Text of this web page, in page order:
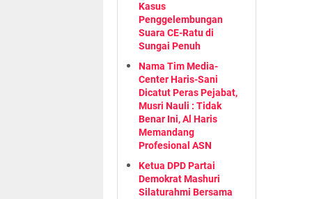
Kasus
Penggelembungan
Suara CE-Ratu di
Sungai Penuh
Nama Tim Media-
Center Haris-Sani
Dicatut Peras Pejabat,
Musri Nauli : Tidak
Benar Ini, Al Haris
Memandang
Profesional ASN
Ketua DPD Partai
Demokrat Mashuri
Silaturahmi Bersama